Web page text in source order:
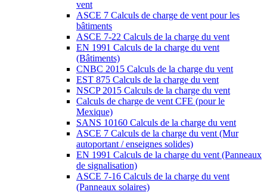
vent
ASCE 7 Calculs de charge de vent pour les
bâtiments
ASCE 7-22 Calculs de la charge du vent
EN 1991 Calculs de la charge du vent
(Bâtiments)
CNBC 2015 Calculs de la charge du vent
EST 875 Calculs de la charge du vent
NSCP 2015 Calculs de la charge du vent
Calculs de charge de vent CFE (pour le
Mexique)
SANS 10160 Calculs de la charge du vent
ASCE 7 Calculs de la charge du vent (Mur
autoportant / enseignes solides)
EN 1991 Calculs de la charge du vent (Panneaux
de signalisation)
ASCE 7-16 Calculs de la charge du vent
(Panneaux solaires)